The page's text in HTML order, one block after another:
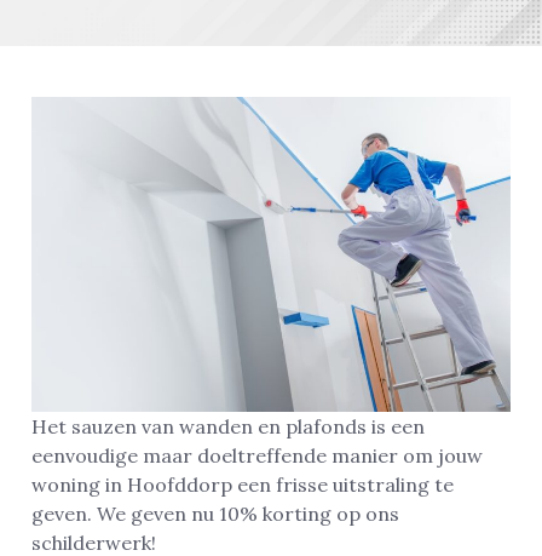
Het sauzen van wanden en plafonds is een
eenvoudige maar doeltreffende manier om jouw
woning in Hoofddorp een frisse uitstraling te
geven. We geven nu 10% korting op ons
schilderwerk!